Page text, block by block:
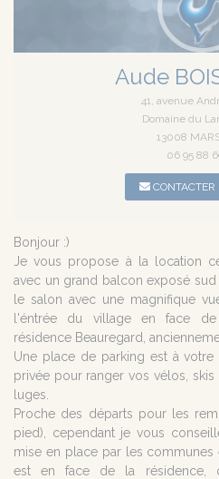
Aude
41, avenue
Domaine du
13008
06 95 88
CONTACTER
Bonjour :)
Je vous propose à la location
avec un grand balcon exposé
le salon avec une magnifique
l'éntrée du village en face
résidence Beauregard,
Une place de parking est à
privée pour ranger vos vélos,
luges.
Proche des départs pour les
pied), cependant je vous
mise en place par les communes
est en face de la résidence,